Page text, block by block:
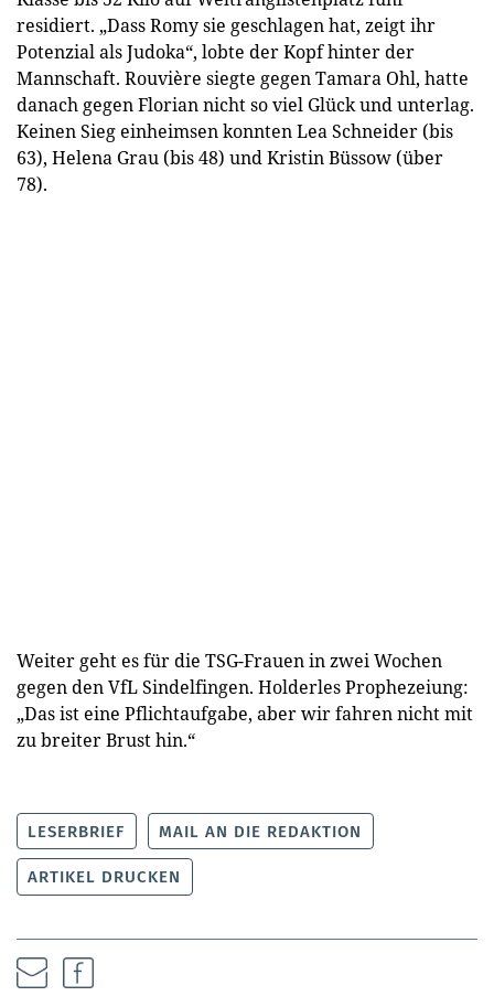
residiert. „Dass Romy sie geschlagen hat, zeigt ihr
Potenzial als Judoka“, lobte der Kopf hinter der
Mannschaft. Rouvière siegte gegen Tamara Ohl, hatte
danach gegen Florian nicht so viel Glück und unterlag.
Keinen Sieg einheimsen konnten Lea Schneider (bis
63), Helena Grau (bis 48) und Kristin Büssow (über
78).
Weiter geht es für die TSG-Frauen in zwei Wochen
gegen den VfL Sindelfingen. Holderles Prophezeiung:
„Das ist eine Pflichtaufgabe, aber wir fahren nicht mit
zu breiter Brust hin.“
LESERBRIEF MAIL AN DIE REDAKTION
ARTIKEL DRUCKEN